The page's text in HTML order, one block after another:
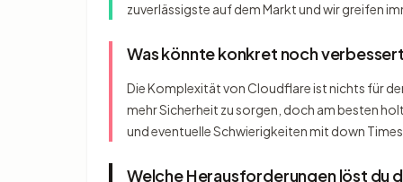
zuverlässigste auf dem Markt und wir greifen
Was könnte konkret noch
Die Komplexität von Cloudflare ist nichts für
mehr Sicherheit zu sorgen, doch am besten
und eventuelle Schwierigkeiten mit down
Welche Herausforderungen löst du